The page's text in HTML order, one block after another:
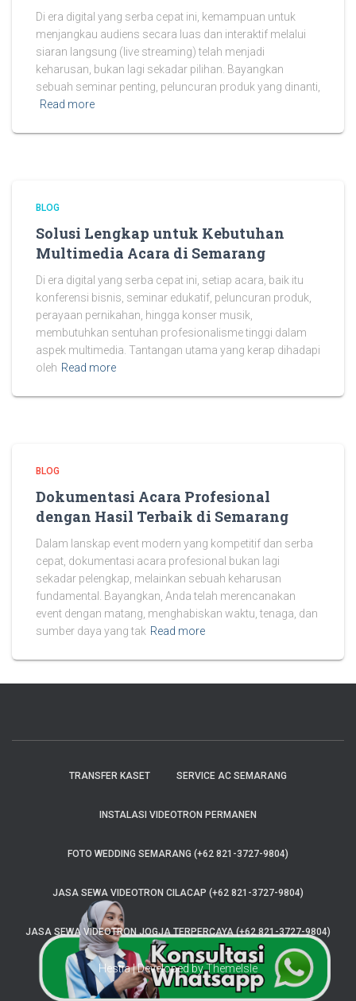
Di era digital yang serba cepat ini, kemampuan untuk
menjangkau audiens secara luas dan interaktif melalui
siaran langsung (live streaming) telah menjadi
keharusan, bukan lagi sekadar pilihan. Bayangkan
sebuah seminar penting, peluncuran produk yang dinanti,
Read more
BLOG
Solusi Lengkap untuk Kebutuhan
Multimedia Acara di Semarang
Di era digital yang serba cepat ini, setiap acara, baik itu
konferensi bisnis, seminar edukatif, peluncuran produk,
perayaan pernikahan, hingga konser musik,
membutuhkan sentuhan profesionalisme tinggi dalam
aspek multimedia. Tantangan utama yang kerap dihadapi
oleh Read more
BLOG
Dokumentasi Acara Profesional
dengan Hasil Terbaik di Semarang
Dalam lanskap event modern yang kompetitif dan serba
cepat, dokumentasi acara profesional bukan lagi
sekadar pelengkap, melainkan sebuah keharusan
fundamental. Bayangkan, Anda telah merencanakan
event dengan matang, menghabiskan waktu, tenaga, dan
sumber daya yang tak Read more
TRANSFER KASET SERVICE AC SEMARANG
INSTALASI VIDEOTRON PERMANEN
FOTO WEDDING SEMARANG (+62 821-3727-9804)
JASA SEWA VIDEOTRON CILACAP (+62 821-3727-9804)
JASA SEWA VIDEOTRON JOGJA TERPERCAYA (+62 821-3727-9804)
Hestia | Developed byThemeIsle